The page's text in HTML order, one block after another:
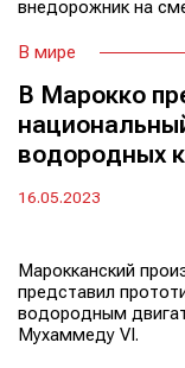
В мире
В Марокко
водородных
16.05.2023
Марокканский
представил
водородным
Мухаммеду VI.